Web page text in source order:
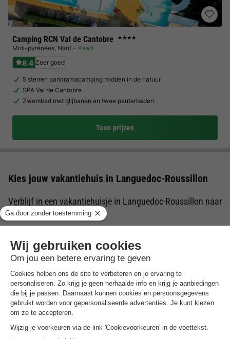
Camping RCN Val de Cantobre ★★★★
Midi-pyrénées, Nant Kaart
8.4 Zeer goed
5 sterren panoramacamping midden in de natuur
SPA Val de Cantobre
Zwembad met glijbanen en twee peuterbaden
Toon prijzen
Kies jouw vakantiehuis in Languedoc-Roussillon
Verblijf in een vakantiehuisje in Languedoc-Roussillon naar
keuze
recreatiewoning dat men huurt om de vakantie door te
brengen. Een vakantiewoning beschikt over het algemeen over
een woonkamer, keuken, slaapkamer(s), een badkamer en een
tuin of terras om buiten te kunnen vertoeven. Benieuwd naar
welke bungalows in Languedoc-Roussillon wij op
BungalowSpecials te bieden hebben? Op deze pagina vind je
een een divers en veelzijdig aanbod aan vakantiehuizen in
Languedoc-Roussillon. Ideaal voor wanneer je een
Nederlandof het buitenland wilt met je geliefdes.